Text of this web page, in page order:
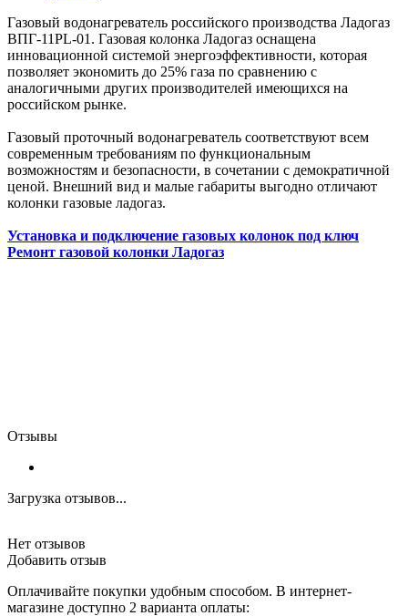
Газовый водонагреватель российского производства Ладогаз
ВПГ-11PL-01. Газовая колонка Ладогаз оснащена
инновационной системой энергоэффективности, которая
позволяет экономить до 25% газа по сравнению с
аналогичными других производителей имеющихся на
российском рынке.
Газовый проточный водонагреватель соответствуют всем
современным требованиям по функциональным
возможностям и безопасности, в сочетании с демократичной
ценой. Внешний вид и малые габариты выгодно отличают
колонки газовые ладогаз.
Установка и подключение газовых колонок под ключ
Ремонт газовой колонки Ладогаз
Отзывы
Загрузка отзывов...
Нет отзывов
Добавить отзыв
Оплачивайте покупки удобным способом. В интернет-
магазине доступно 2 варианта оплаты: